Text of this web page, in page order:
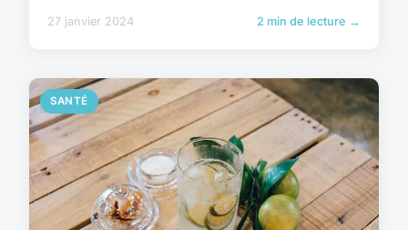
27 janvier 2024 2 min de lecture →
SANTÉ